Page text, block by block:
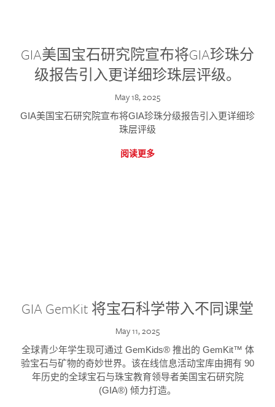
GIA美国宝石研究院宣布将GIA珍珠分
级报告引入更详细珍珠层评级。
May 18, 2025
GIA美国宝石研究院宣布将GIA珍珠分级报告引入更详细珍
珠层评级
阅读更多
GIA GemKit 将宝石科学带入不同课堂
May 11, 2025
全球青少年学生现可通过 GemKids® 推出的 GemKit™ 体
验宝石与矿物的奇妙世界。该在线信息活动宝库由拥有 90
年历史的全球宝石与珠宝教育领导者美国宝石研究院
(GIA®) 倾力打造。